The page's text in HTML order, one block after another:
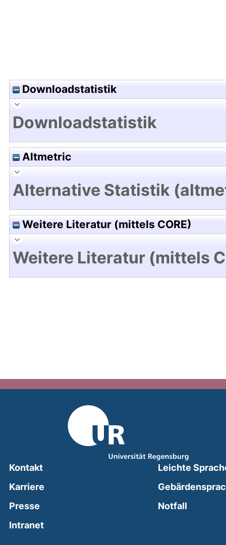
Downloadstatistik
Downloadstatistik
Altmetric
Alternative Statistik
Weitere Literatur (mittels CORE)
Weitere Literatur (mittels
Kontakt
Karriere
Presse
Intranet(external link, opens in a new window)
Leichte
Notfall